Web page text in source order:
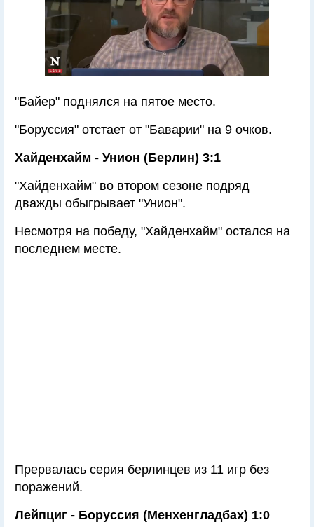
"Байер" поднялся на пятое место.
"Боруссия" отстает от "Баварии" на 9 очков.
Хайденхайм - Унион (Берлин) 3:1
"Хайденхайм" во втором сезоне подряд
дважды обыгрывает "Унион".
Несмотря на победу, "Хайденхайм" остался на
последнем месте.
Прервалась серия берлинцев из 11 игр без
поражений.
Лейпциг - Боруссия (Менхенгладбах) 1:0